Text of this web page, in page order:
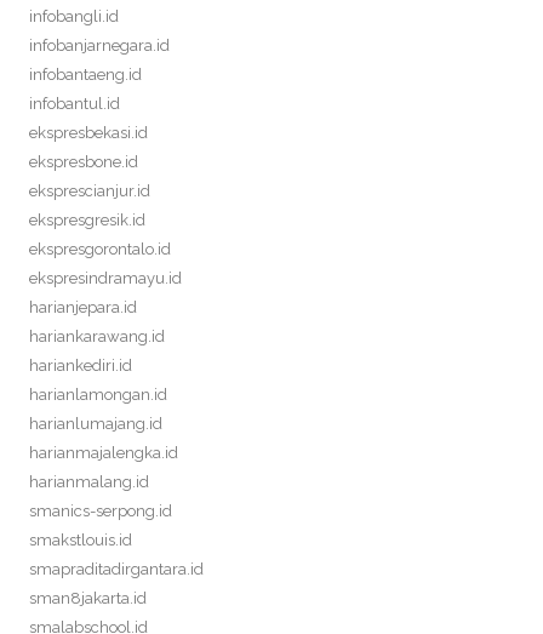
infobangli.id
infobanjarnegara.id
infobantaeng.id
infobantul.id
ekspresbekasi.id
ekspresbone.id
eksprescianjur.id
ekspresgresik.id
ekspresgorontalo.id
ekspresindramayu.id
harianjepara.id
hariankarawang.id
hariankediri.id
harianlamongan.id
harianlumajang.id
harianmajalengka.id
harianmalang.id
smanics-serpong.id
smakstlouis.id
smapraditadirgantara.id
sman8jakarta.id
smalabschool.id